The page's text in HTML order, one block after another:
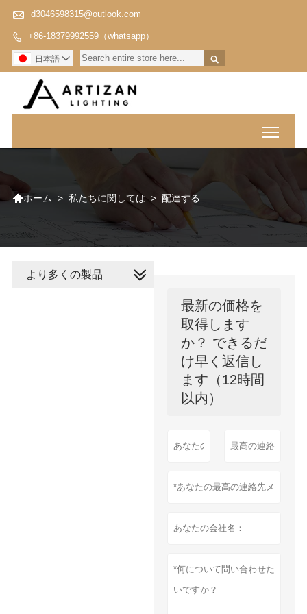
 d3046598315@outlook.com
 +86-18379992559（whatsapp）

日本語 
ホーム > 私たちに関しては > 配達する
最新の価格を
取得します
か？ できるだ
け早く返信し
ます（12時間
以内）
より多くの製品